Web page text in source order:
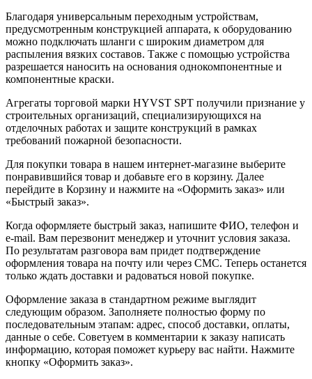
Благодаря универсальным переходным устройствам,
предусмотренным конструкцией аппарата, к оборудованию
можно подключать шланги с широким диаметром для
распыления вязких составов. Также с помощью устройства
разрешается наносить на основания однокомпонентные и
компонентные краски.
Агрегаты торговой марки HYVST SPT получили признание у
строительных организаций, специализирующихся на
отделочных работах и защите конструкций в рамках
требований пожарной безопасности.
Для покупки товара в нашем интернет-магазине выберите
понравившийся товар и добавьте его в корзину. Далее
перейдите в Корзину и нажмите на «Оформить заказ» или
«Быстрый заказ».
Когда оформляете быстрый заказ, напишите ФИО, телефон и
e-mail. Вам перезвонит менеджер и уточнит условия заказа.
По результатам разговора вам придет подтверждение
оформления товара на почту или через СМС. Теперь останется
только ждать доставки и радоваться новой покупке.
Оформление заказа в стандартном режиме выглядит
следующим образом. Заполняете полностью форму по
последовательным этапам: адрес, способ доставки, оплаты,
данные о себе. Советуем в комментарии к заказу написать
информацию, которая поможет курьеру вас найти. Нажмите
кнопку «Оформить заказ».